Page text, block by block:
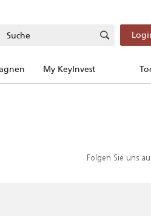
My KeyInvest
Folgen Sie uns